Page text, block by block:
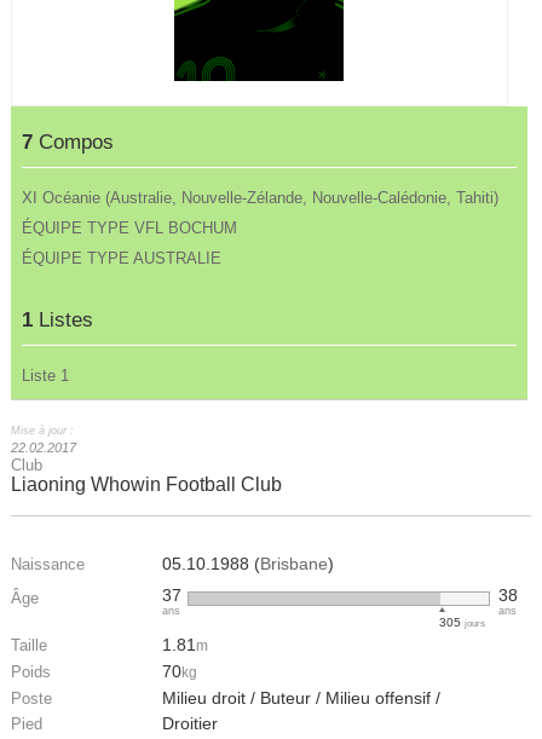
7 Compos
XI Océanie (Australie, Nouvelle-Zélande, Nouvelle-Calédonie, Tahiti)
ÉQUIPE TYPE VFL BOCHUM
ÉQUIPE TYPE AUSTRALIE
1 Listes
Liste 1
Mise à jour :
22.02.2017
Club
Liaoning Whowin Football Club
Naissance 05.10.1988 (Brisbane)
Âge 37
ans
305 jours
38
ans
Taille 1.81m
Poids 70kg
Poste Milieu droit / Buteur / Milieu offensif /
Pied Droitier